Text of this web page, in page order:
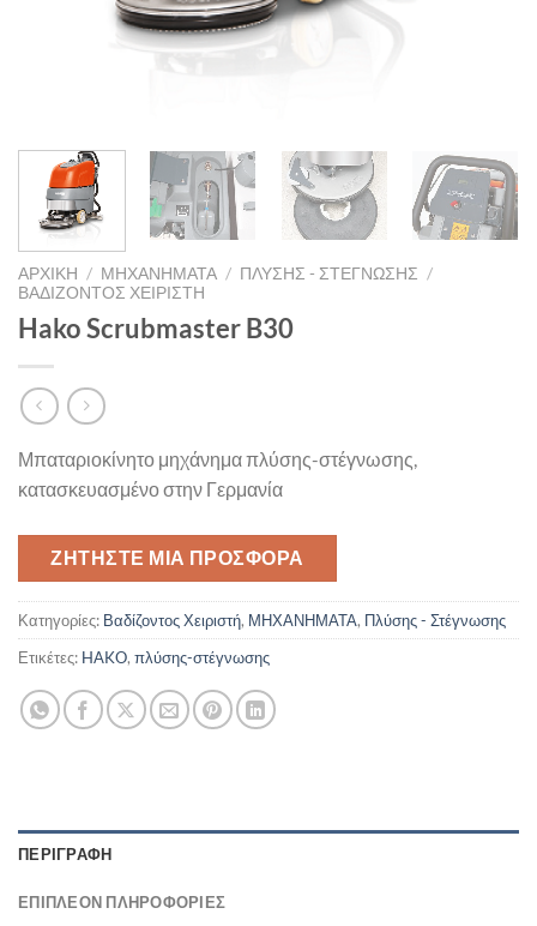
ΑΡΧΙΚΉ / ΜΗΧΑΝΗΜΑΤΑ / ΠΛΎΣΗΣ - ΣΤΈΓΝΩΣΗΣ /
ΒΑΔΊΖΟΝΤΟΣ ΧΕΙΡΙΣΤΉ
Hako Scrubmaster B30
Μπαταριοκίνητο μηχάνημα πλύσης-στέγνωσης,
κατασκευασμένο στην Γερμανία
ΖΗΤΉΣΤΕ ΜΙΑ ΠΡΟΣΦΟΡΆ
Κατηγορίες: Βαδίζοντος Χειριστή, ΜΗΧΑΝΗΜΑΤΑ, Πλύσης - Στέγνωσης
Ετικέτες: HAKO, πλύσης-στέγνωσης
ΠΕΡΙΓΡΑΦΉ
ΕΠΙΠΛΈΟΝ ΠΛΗΡΟΦΟΡΊΕΣ